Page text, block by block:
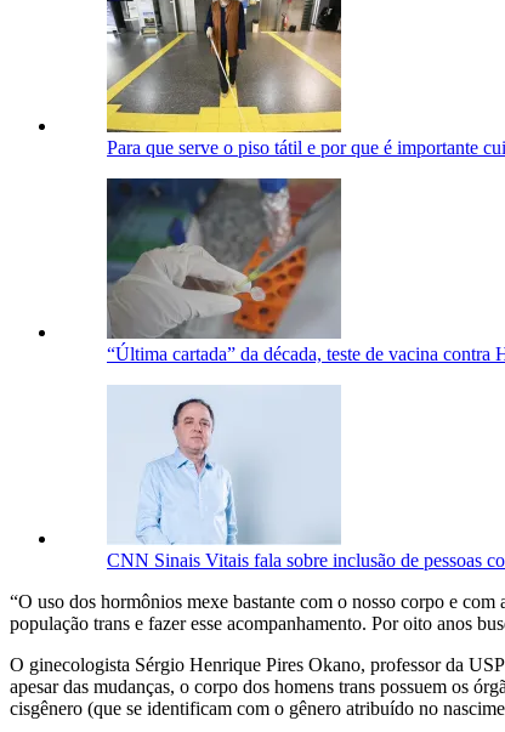
Para que serve o piso tátil e por que é importante
“Última cartada” da década, teste de vacina
CNN Sinais Vitais fala sobre inclusão de pessoas
“O uso dos hormônios mexe bastante com o nosso corpo e
população trans e fazer esse acompanhamento. Por oito anos
O ginecologista Sérgio Henrique Pires Okano, professor da
apesar das mudanças, o corpo dos homens trans possuem os
cisgênero (que se identificam com o gênero atribuído no